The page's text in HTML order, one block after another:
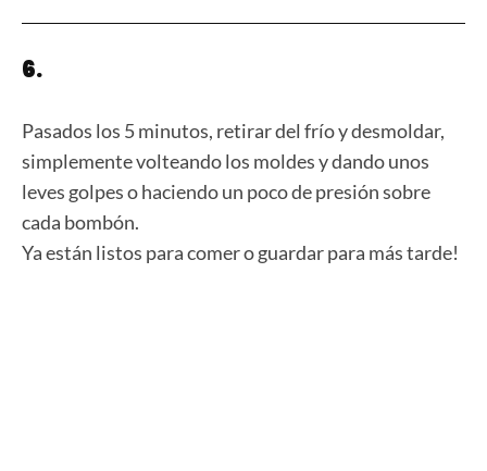
6.
Pasados los 5 minutos, retirar del frío y desmoldar,
simplemente volteando los moldes y dando unos
leves golpes o haciendo un poco de presión sobre
cada bombón.
Ya están listos para comer o guardar para más tarde!